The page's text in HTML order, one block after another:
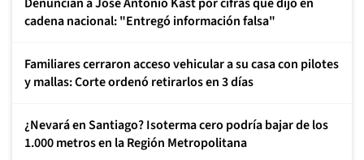
cadena nacional: "Entregó información falsa"
Familiares cerraron acceso vehicular a su casa con pilotes
y mallas: Corte ordenó retirarlos en 3 días
¿Nevará en Santiago? Isoterma cero podría bajar de los
1.000 metros en la Región Metropolitana